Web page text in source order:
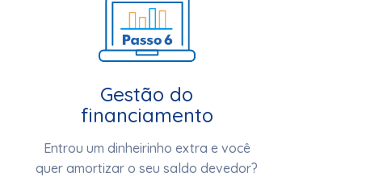
Gestão do
financiamento
Entrou um dinheirinho extra e você
quer amortizar o seu saldo devedor?